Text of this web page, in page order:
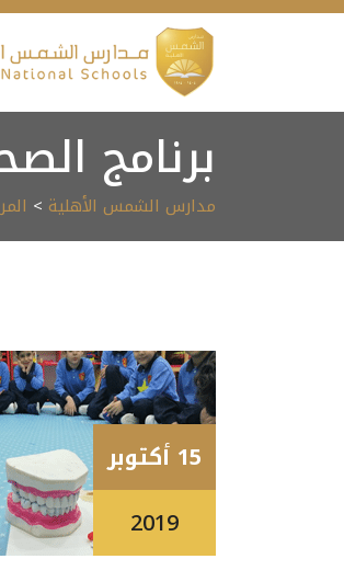
Skip
برنامج
مدارس الشمس الأهلية >
15 أكتوبر
2019